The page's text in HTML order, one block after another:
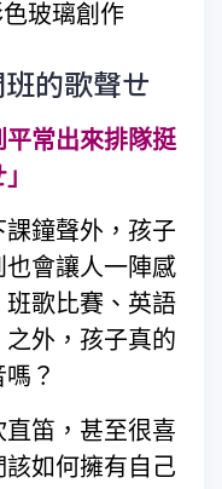
玻璃創作
的歌聲ㄝ
平常出來排隊挺
鐘聲外，孩子
會讓人一陣感
歌比賽、英語
外，孩子真的
？
笛，甚至很喜
如何擁有自己